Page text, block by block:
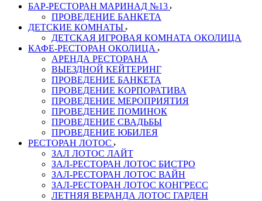
БАР-РЕСТОРАН МАРИНАД №13
ПРОВЕДЕНИЕ БАНКЕТА
ДЕТСКИЕ КОМНАТЫ
ДЕТСКАЯ ИГРОВАЯ КОМНАТА ОКОЛИЦА
КАФЕ-РЕСТОРАН ОКОЛИЦА
АРЕНДА РЕСТОРАНА
ВЫЕЗДНОЙ КЕЙТЕРИНГ
ПРОВЕДЕНИЕ БАНКЕТА
ПРОВЕДЕНИЕ КОРПОРАТИВА
ПРОВЕДЕНИЕ МЕРОПРИЯТИЯ
ПРОВЕДЕНИЕ ПОМИНОК
ПРОВЕДЕНИЕ СВАДЬБЫ
ПРОВЕДЕНИЕ ЮБИЛЕЯ
РЕСТОРАН ЛОТОС
ЗАЛ ЛОТОС ЛАЙТ
ЗАЛ-РЕСТОРАН ЛОТОС БИСТРО
ЗАЛ-РЕСТОРАН ЛОТОС ВАЙН
ЗАЛ-РЕСТОРАН ЛОТОС КОНГРЕСС
ЛЕТНЯЯ ВЕРАНДА ЛОТОС ГАРДЕН